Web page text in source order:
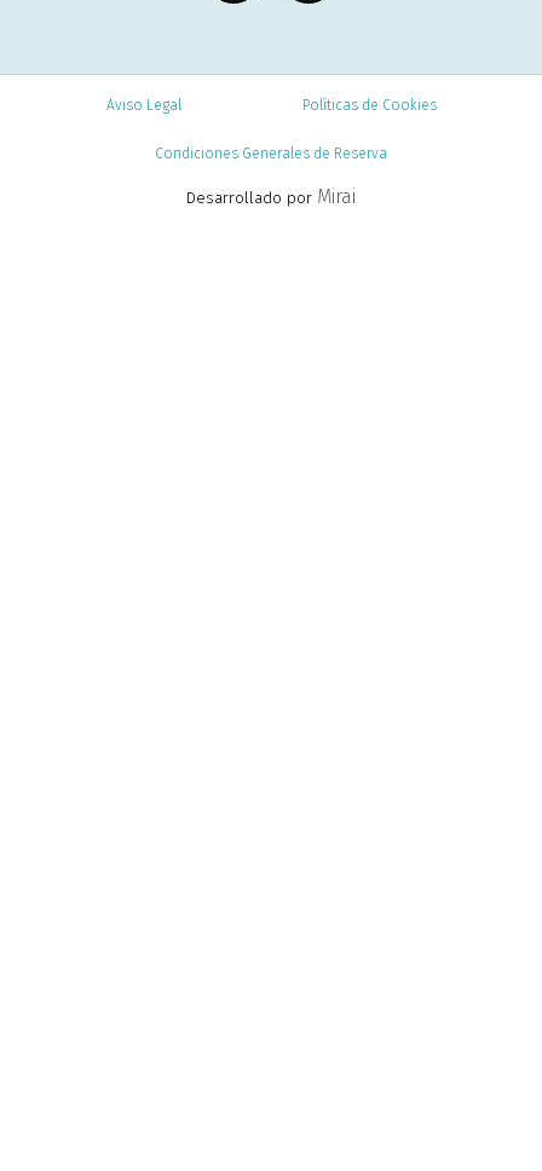
Aviso Legal Políticas de Cookies
Condiciones Generales de Reserva
Desarrollado por Mirai